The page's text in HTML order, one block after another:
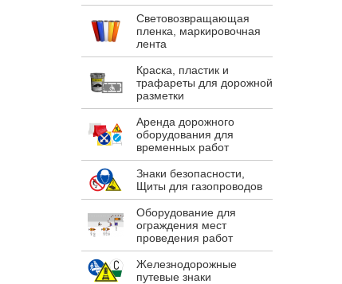
Световозвращающая
пленка, маркировочная
лента
Краска, пластик и
трафареты для дорожной
разметки
Аренда дорожного
оборудования для
временных работ
Знаки безопасности,
Щиты для газопроводов
Оборудование для
ограждения мест
проведения работ
Железнодорожные
путевые знаки